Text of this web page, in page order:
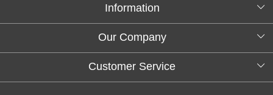
Information
About Us
Our Company
Testimonials
Customer Service